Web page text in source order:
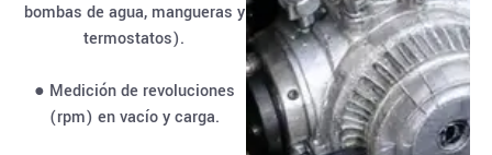
bombas de agua, mangueras y
termostatos).
● Medición de revoluciones
(rpm) en vacío y carga.